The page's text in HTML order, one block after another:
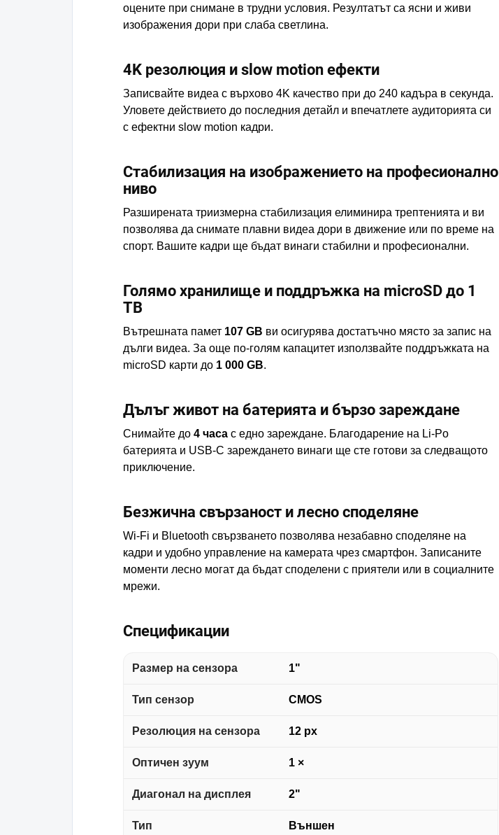
оцените при снимане в трудни условия. Резултатът са ясни и живи
изображения дори при слаба светлина.
4K резолюция и slow motion ефекти
Записвайте видеа с върхово 4K качество при до 240 кадъра в секунда.
Уловете действието до последния детайл и впечатлете аудиторията си
с ефектни slow motion кадри.
Стабилизация на изображението на професионално
ниво
Разширената триизмерна стабилизация елиминира трептенията и ви
позволява да снимате плавни видеа дори в движение или по време на
спорт. Вашите кадри ще бъдат винаги стабилни и професионални.
Голямо хранилище и поддръжка на microSD до 1
TB
Вътрешната памет 107 GB ви осигурява достатъчно място за запис на
дълги видеа. За още по-голям капацитет използвайте поддръжката на
microSD карти до 1 000 GB.
Дълъг живот на батерията и бързо зареждане
Снимайте до 4 часа с едно зареждане. Благодарение на Li-Po
батерията и USB-C зареждането винаги ще сте готови за следващото
приключение.
Безжична свързаност и лесно споделяне
Wi-Fi и Bluetooth свързването позволява незабавно споделяне на
кадри и удобно управление на камерата чрез смартфон. Записаните
моменти лесно могат да бъдат споделени с приятели или в социалните
мрежи.
Спецификации
Размер на сензора 1"
Тип сензор CMOS
Резолюция на сензора 12 px
Оптичен зуум 1 ×
Диагонал на дисплея 2"
Тип Външен